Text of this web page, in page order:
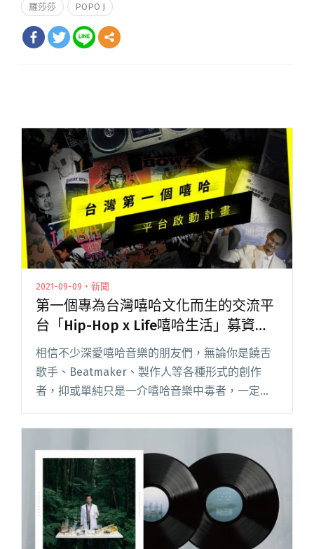
羅莎莎 POPO J
2021-09-09・新聞
第一個專為台灣嘻哈文化而生的交流平
台「Hip-Hop x Life嘻哈生活」募資計
畫火熱進行中
相信不少深愛嘻哈音樂的朋友們，無論你是饒舌
歌手、Beatmaker、製作人等各種形式的創作
者，抑或單純只是一介嘻哈音樂中毒者，一定都
對於 Facebook 上的「Hip-Hop x Life 饒舌音樂
討論社」並不陌生，時常都能在社團內挖掘到閱
讀全文 "第一個專為台灣嘻哈文化而生的交流平
台「Hip-Hop x Life嘻哈生活」募資計畫火熱進行
中"